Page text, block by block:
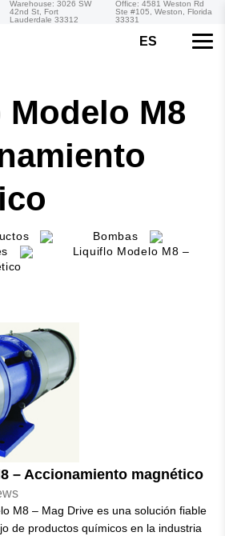
Warehouse: 3026 SW
42nd St, Fort
Lauderdale 33312
Office: 4581 Weston Rd
Ste #105, Weston, Florida
33331
ES
M8
Bombas
Liquiflo Modelo M8 –
– Accionamiento magnético
M8 – Mag Drive es una solución fiable
de productos químicos en la industria